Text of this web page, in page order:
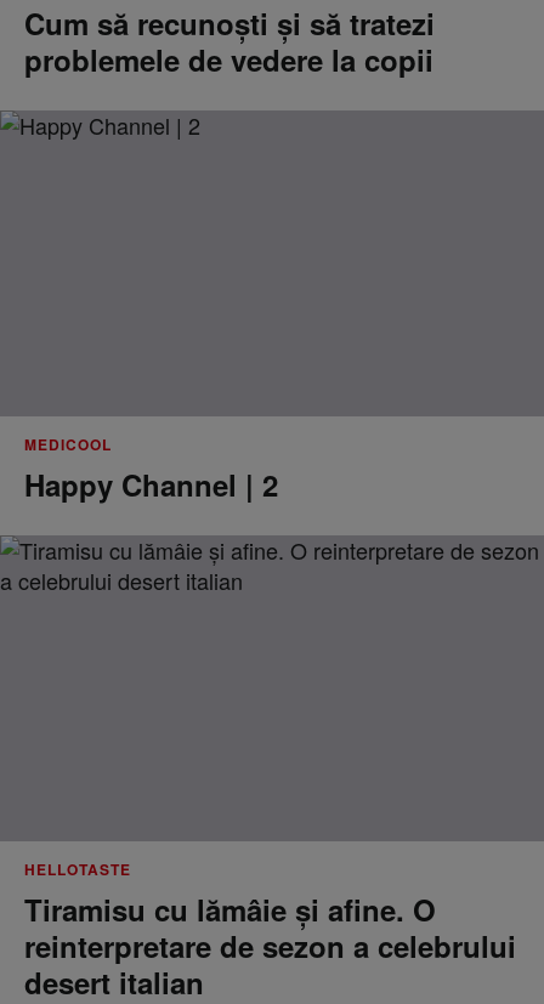
Cum să recunoști și să tratezi
problemele de vedere la copii
MEDICOOL
Happy Channel | 2
HELLOTASTE
Tiramisu cu lămâie și afine. O
reinterpretare de sezon a celebrului
desert italian